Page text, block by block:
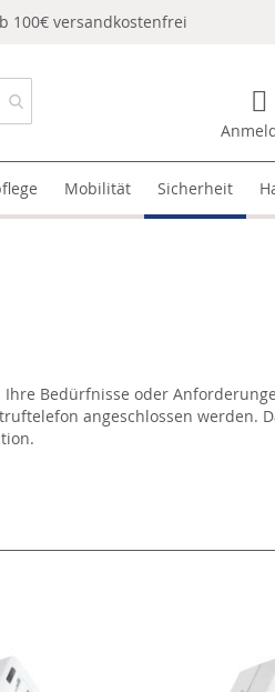
100€ versandkostenfrei
Mobilität Sicherheit
Bedürfnisse oder
angeschlossen werden.